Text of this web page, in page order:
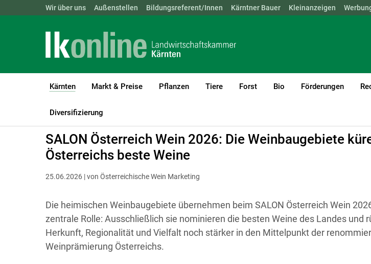
Landwirtschaftskammern: ÖSTERREICH BGLD KTN NÖ OÖ SBG STMK TIROL VBG
Wir über uns Außenstellen Bildungsreferent/Innen Kärntner Bauer Kleinanzeigen
Kärnten
(current)1
Markt & Preise Pflanzen Tiere Forst Bio Förderungen
Diversifizierung
LK Kärnten Kärnten
SALON Österreich Wein 2026: Die Weinbaugebiete
Österreichs beste Weine
25.06.2026 | von Österreichische Wein Marketing
Die heimischen Weinbaugebiete übernehmen beim SALON Österreich Wein
zentrale Rolle: Ausschließlich sie nominieren die besten Weine des Landes und
Herkunft, Regionalität und Vielfalt noch stärker in den Mittelpunkt der
Weinprämierung Österreichs.